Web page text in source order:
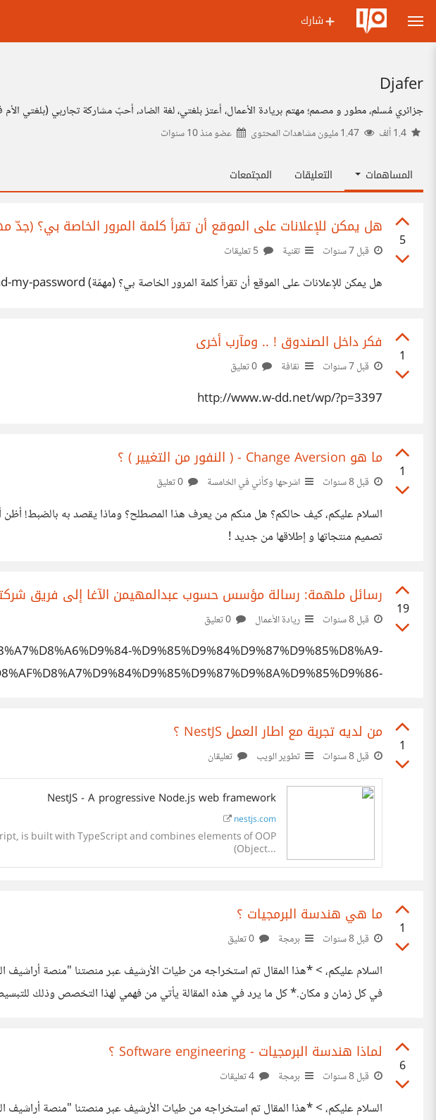
شارك
Djafer
جزائري مُسلم، مطور و مصمم؛ مهتم بريادة الأعمال، أعتز بلغتي، لغة الضاد، أحبّ مشاركة تجاربي
عضو منذ10 سنوات
المساهمات التعليقات المجتمعات
5
هل يمكن للإعلانات على الموقع أن تقرأ كلمة المرور الخاصة بي؟ (جدّ
قبل 7 سنوات تقنية
هل يمكن للإعلانات على الموقع أن تقرأ كلمة المرور الخاصة بي؟ (مهمّة) https://security.stackexchange.com/questions/214784/can-ads-on-a-page-read-my-password
1
فكر داخل الصندوق ! .. ومآرب أخرى
قبل 7 سنوات ثقافة
http://www.w-dd.net/wp/?p=3397
1
ما هو Change Aversion - ( النفور من التغيير ) ؟
قبل 8 سنوات اشرحها وكأني في الخامسة
تصميم منتجاتها و إطلاقها من جديد !
19
رسائل ملهمة: رسالة مؤسس حسوب عبدالمهيمن الآغا إلى فريق
قبل 8 سنوات ريادة الأعمال
%D9%85%D9%84%D9%87%D9%85%D8%A9-
1
من لديه تجربة مع اطار العمل NestJS ؟
قبل 8 سنوات تطوير الويب تعليقان
NestJS - A progressive Node.js web framework
nestjs.com
is built with TypeScript and combines elements of OOP
(Object...
1
ما هي هندسة البرمجيات ؟
قبل 8 سنوات برمجة
السلام عليكم، > *هذا المقال تم استخراجه من طيات الأرشيف عبر منصتنا "منصة أراشيف
في كل زمان و مكان.* كل ما يرد في هذه المقالة يأتي من فهمي لهذا التخصص وذلك
6
لماذا هندسة البرمجيات - Software engineering ؟
قبل 8 سنوات برمجة
السلام عليكم، > *هذا المقال تم استخراجه من طيات الأرشيف عبر منصتنا "منصة أراشيف